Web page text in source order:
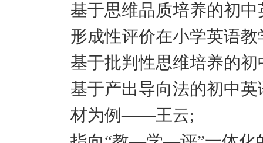
基于思维品质培养的初
形成性评价在小学英语
基于批判性思维培养的
基于产出导向法的初中
材为例——王云;